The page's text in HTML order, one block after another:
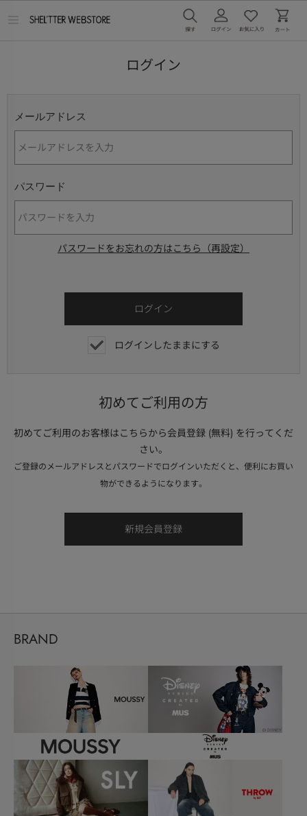
ログイン
メールアドレス
パスワード
パスワードをお忘れの方はこちら（再設定）
ログインしたままにする
初めてご利用の方
初めてご利用のお客様はこちらから会員登録 (無料) を行ってくだ
さい。
ご登録のメールアドレスとパスワードでログインいただくと、便利にお買い
物ができるようになります。
BRAND